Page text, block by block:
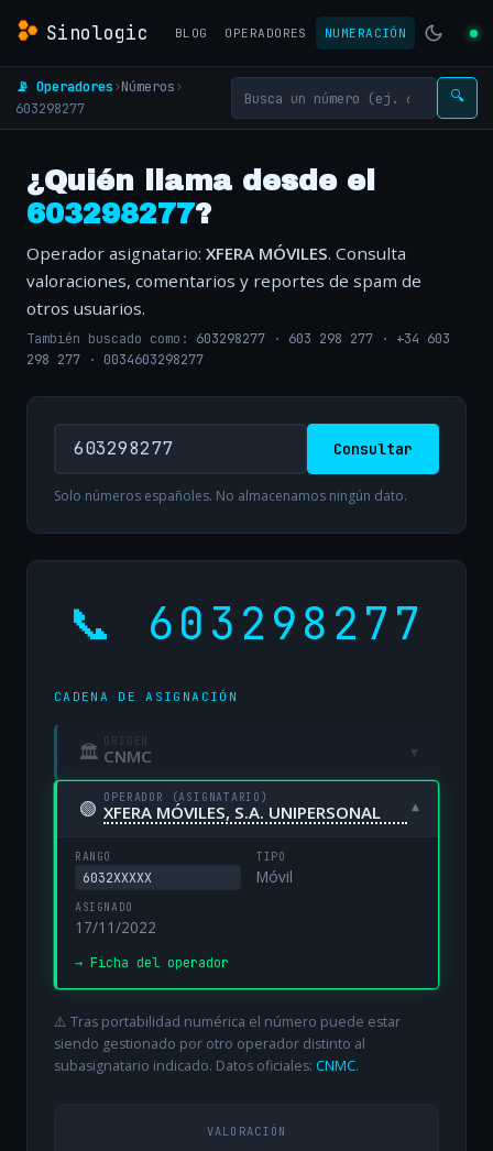
Sinologic BLOG OPERADORES NUMERACIÓN
📡 Operadores›Números›
603298277
🔍
¿Quién llama desde el
603298277?
Operador asignatario: XFERA MÓVILES. Consulta
valoraciones, comentarios y reportes de spam de
otros usuarios.
También buscado como: 603298277 · 603 298 277 · +34 603
298 277 · 0034603298277
Consultar
Solo números españoles. No almacenamos ningún dato.
📞 603298277
CADENA DE ASIGNACIÓN
🏛 ORIGEN
CNMC ▾
🟢 OPERADOR (ASIGNATARIO)
XFERA MÓVILES, S.A. UNIPERSONAL ▾
RANGO
6032XXXXX
TIPO
Móvil
ASIGNADO
17/11/2022
→ Ficha del operador
⚠️ Tras portabilidad numérica el número puede estar
siendo gestionado por otro operador distinto al
subasignatario indicado. Datos oficiales: CNMC.
VALORACIÓN